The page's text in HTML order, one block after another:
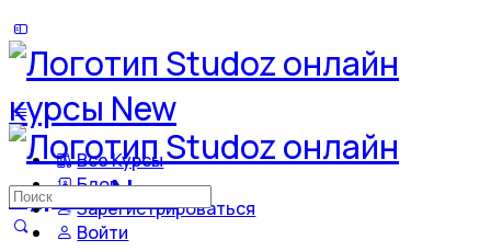
Все Курсы
Блог
Зарегистрироваться
Войти
Искать: